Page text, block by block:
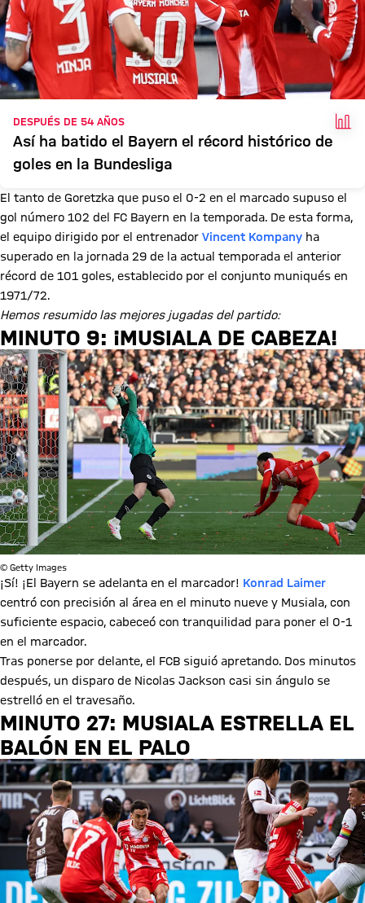
DESPUÉS DE 54 AÑOS
Así ha batido el Bayern el récord histórico de
goles en la Bundesliga
El tanto de Goretzka que puso el 0-2 en el marcado supuso el
gol número 102 del FC Bayern en la temporada. De esta forma,
el equipo dirigido por el entrenador Vincent Kompany ha
superado en la jornada 29 de la actual temporada el anterior
récord de 101 goles, establecido por el conjunto muniqués en
1971/72.
Hemos resumido las mejores jugadas del partido:
MINUTO 9: ¡MUSIALA DE CABEZA!
© Getty Images
¡Sí! ¡El Bayern se adelanta en el marcador! Konrad Laimer
centró con precisión al área en el minuto nueve y Musiala, con
suficiente espacio, cabeceó con tranquilidad para poner el 0-1
en el marcador.
Tras ponerse por delante, el FCB siguió apretando. Dos minutos
después, un disparo de Nicolas Jackson casi sin ángulo se
estrelló en el travesaño.
MINUTO 27: MUSIALA ESTRELLA EL
BALÓN EN EL PALO